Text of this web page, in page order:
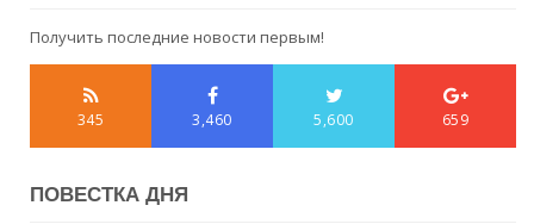
Получить последние новости первым!
345 3,460 5,600 659
ПОВЕСТКА ДНЯ